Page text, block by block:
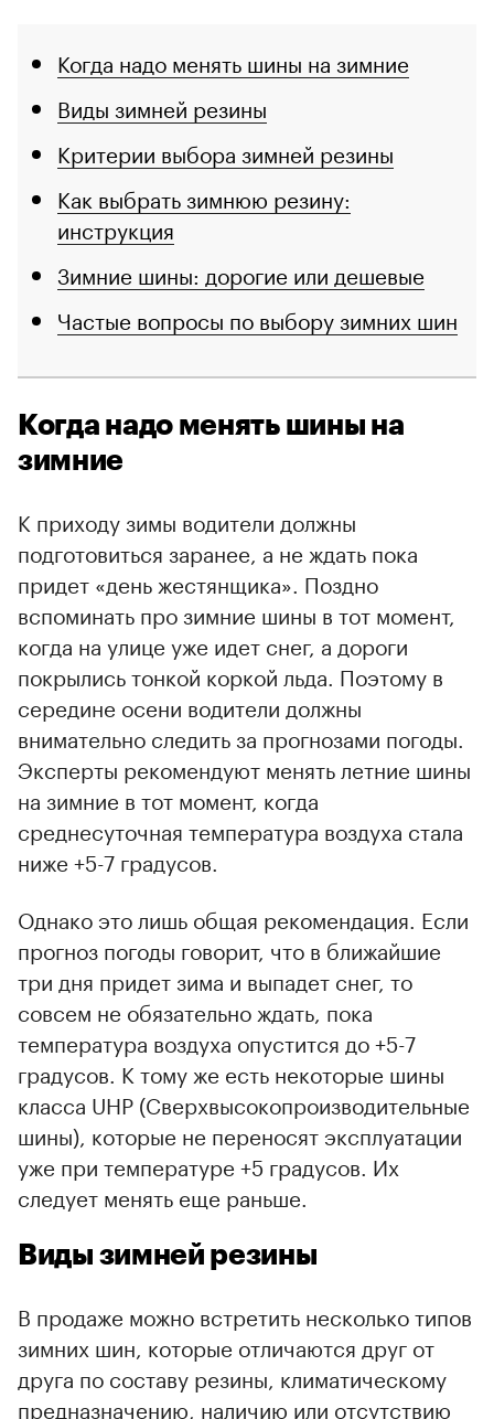
Когда надо менять шины на зимние
Виды зимней резины
Критерии выбора зимней резины
Как выбрать зимнюю резину:
инструкция
Зимние шины: дорогие или дешевые
Частые вопросы по выбору зимних шин
Когда надо менять шины на
зимние
К приходу зимы водители должны
подготовиться заранее, а не ждать пока
придет «день жестянщика». Поздно
вспоминать про зимние шины в тот момент,
когда на улице уже идет снег, а дороги
покрылись тонкой коркой льда. Поэтому в
середине осени водители должны
внимательно следить за прогнозами погоды.
Эксперты рекомендуют менять летние шины
на зимние в тот момент, когда
среднесуточная температура воздуха стала
ниже +5-7 градусов.
Однако это лишь общая рекомендация. Если
прогноз погоды говорит, что в ближайшие
три дня придет зима и выпадет снег, то
совсем не обязательно ждать, пока
температура воздуха опустится до +5-7
градусов. К тому же есть некоторые шины
класса UHP (Сверхвысокопроизводительные
шины), которые не переносят эксплуатации
уже при температуре +5 градусов. Их
следует менять еще раньше.
Виды зимней резины
В продаже можно встретить несколько типов
зимних шин, которые отличаются друг от
друга по составу резины, климатическому
предназначению, наличию или отсутствию